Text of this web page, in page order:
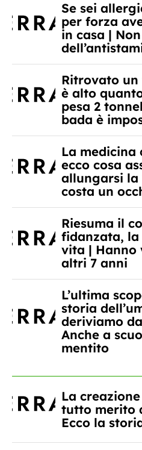
Se sei
per forza
in casa |
Ritrovato
è alto
pesa 2
bada è
La medicina
ecco cosa
allungarsi la
costa un
Riesuma il
fidanzata,
vita | Hanno
altri 7 anni
L’ultima
storia
deriviamo
Anche a
mentito
La
tutto merito
Ecco la